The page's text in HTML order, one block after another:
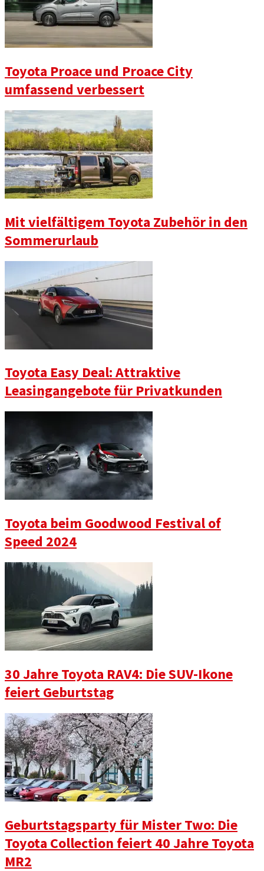
Toyota Proace und Proace City
umfassend verbessert
Mit vielfältigem Toyota Zubehör in den
Sommerurlaub
Toyota Easy Deal: Attraktive
Leasingangebote für Privatkunden
Toyota beim Goodwood Festival of
Speed 2024
30 Jahre Toyota RAV4: Die SUV-Ikone
feiert Geburtstag
Geburtstagsparty für Mister Two: Die
Toyota Collection feiert 40 Jahre Toyota
MR2